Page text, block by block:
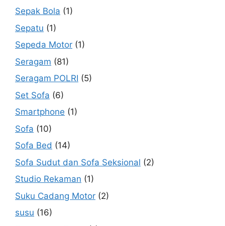
Sepak Bola (1)
Sepatu (1)
Sepeda Motor (1)
Seragam (81)
Seragam POLRI (5)
Set Sofa (6)
Smartphone (1)
Sofa (10)
Sofa Bed (14)
Sofa Sudut dan Sofa Seksional (2)
Studio Rekaman (1)
Suku Cadang Motor (2)
susu (16)